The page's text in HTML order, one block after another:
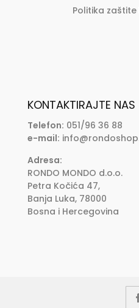
Politika
KONTAKTIRAJTE NAS
Telefon: 051/96 36 88
e-mail:
Adresa:
RONDO MONDO d.o.o.
Petra Kočića 47,
Banja Luka, 78000
Bosna i Hercegovina